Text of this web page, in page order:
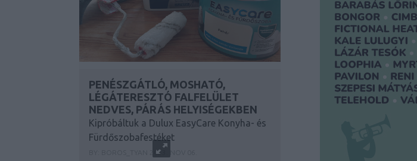
PENÉSZGÁTLÓ, MOSHATÓ,
LÉGÁTERESZTÓ FALFELÜLET
NEDVES, PÁRÁS HELYISÉGEKBEN
Kipróbáltuk a Dulux EasyCare Konyha- és
Fürdőszobafestéket
2023. NOV 06.